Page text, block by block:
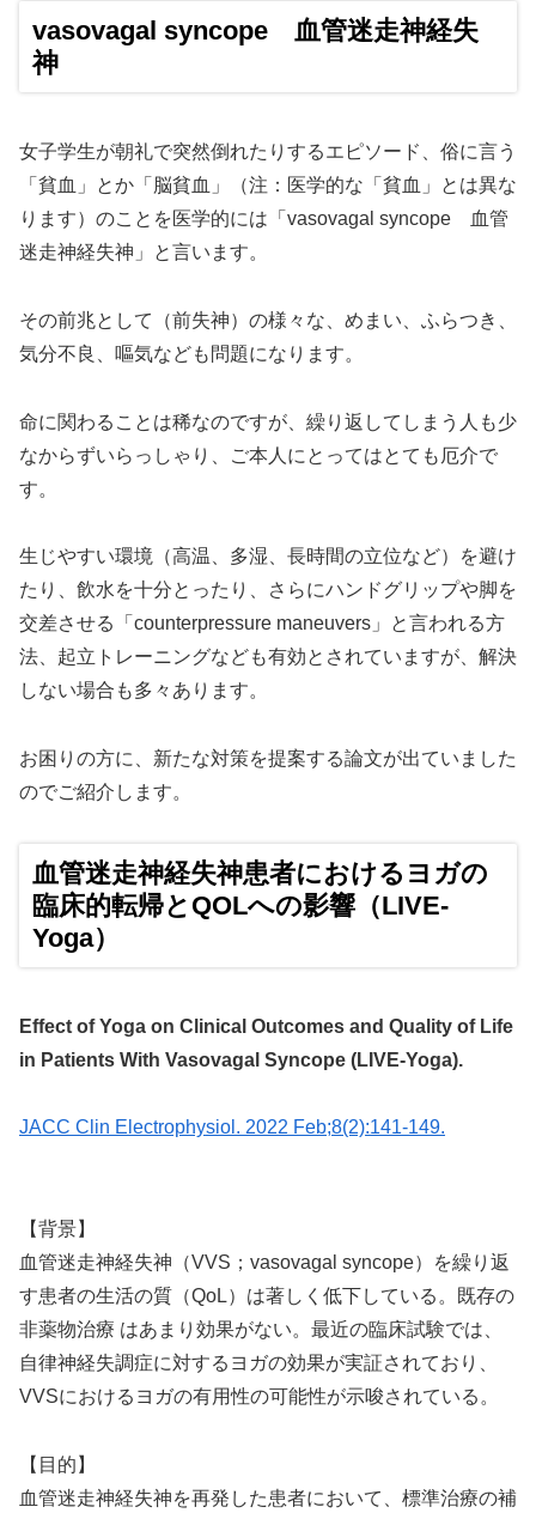
vasovagal syncope 血管迷走神経失
神
女子学生が朝礼で突然倒れたりするエピソード、俗に言う
「貧血」とか「脳貧血」（注：医学的な「貧血」とは異な
ります）のことを医学的には「vasovagal syncope 血管
迷走神経失神」と言います。
その前兆として（前失神）の様々な、めまい、ふらつき、
気分不良、嘔気なども問題になります。
命に関わることは稀なのですが、繰り返してしまう人も少
なからずいらっしゃり、ご本人にとってはとても厄介で
す。
生じやすい環境（高温、多湿、長時間の立位など）を避け
たり、飲水を十分とったり、さらにハンドグリップや脚を
交差させる「counterpressure maneuvers」と言われる方
法、起立トレーニングなども有効とされていますが、解決
しない場合も多々あります。
お困りの方に、新たな対策を提案する論文が出ていました
のでご紹介します。
血管迷走神経失神患者におけるヨガの
臨床的転帰とQOLへの影響（LIVE-
Yoga）
Effect of Yoga on Clinical Outcomes and Quality of Life
in Patients With Vasovagal Syncope (LIVE-Yoga).
JACC Clin Electrophysiol. 2022 Feb;8(2):141-149.
【背景】
血管迷走神経失神（VVS；vasovagal syncope）を繰り返
す患者の生活の質（QoL）は著しく低下している。既存の
非薬物治療 はあまり効果がない。最近の臨床試験では、
自律神経失調症に対するヨガの効果が実証されており、
VVSにおけるヨガの有用性の可能性が示唆されている。
【目的】
血管迷走神経失神を再発した患者において、標準治療の補